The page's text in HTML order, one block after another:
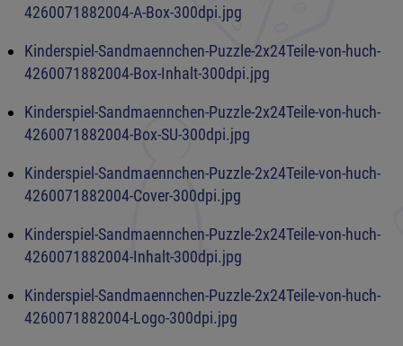
4260071882004-A-Box-300dpi.jpg
Kinderspiel-Sandmaennchen-Puzzle-2x24Teile-von-huch-
4260071882004-Box-Inhalt-300dpi.jpg
Kinderspiel-Sandmaennchen-Puzzle-2x24Teile-von-huch-
4260071882004-Box-SU-300dpi.jpg
Kinderspiel-Sandmaennchen-Puzzle-2x24Teile-von-huch-
4260071882004-Cover-300dpi.jpg
Kinderspiel-Sandmaennchen-Puzzle-2x24Teile-von-huch-
4260071882004-Inhalt-300dpi.jpg
Kinderspiel-Sandmaennchen-Puzzle-2x24Teile-von-huch-
4260071882004-Logo-300dpi.jpg